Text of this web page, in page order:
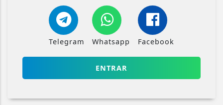
Telegram Whatsapp Facebook
ENTRAR